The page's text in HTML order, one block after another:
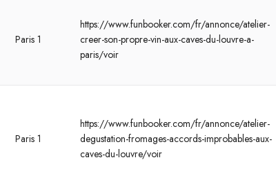
Paris 1
https://www.funbooker.com/fr/annonce/atelier-
creer-son-propre-vin-aux-caves-du-louvre-a-
paris/voir
Paris 1
https://www.funbooker.com/fr/annonce/atelier-
degustation-fromages-accords-improbables-aux-
caves-du-louvre/voir